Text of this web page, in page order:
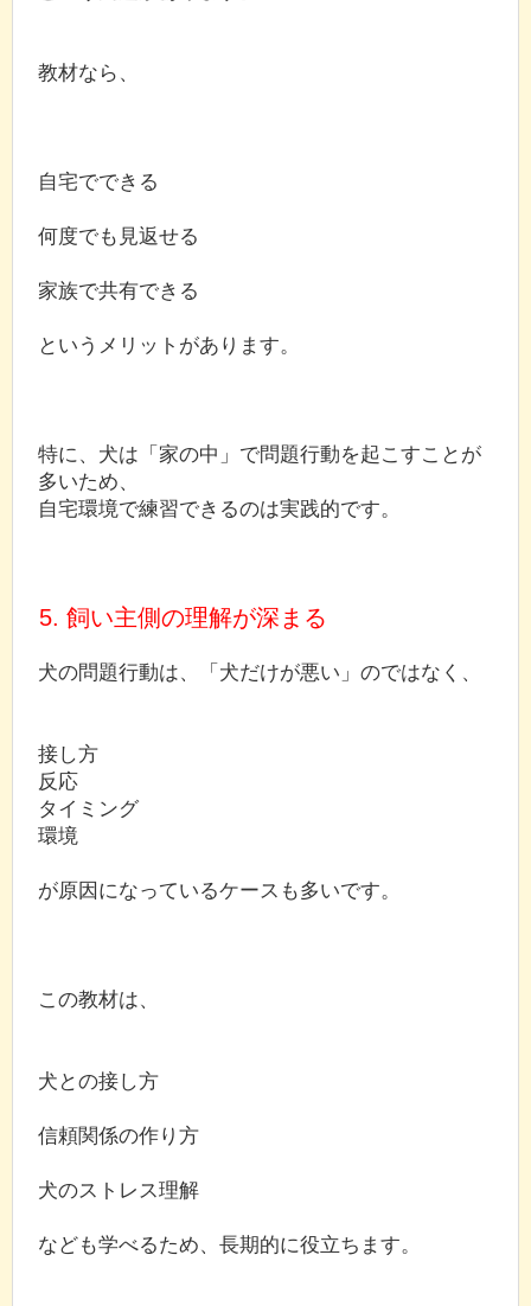
教材なら、
自宅でできる
何度でも見返せる
家族で共有できる
というメリットがあります。
特に、犬は「家の中」で問題行動を起こすことが
多いため、
自宅環境で練習できるのは実践的です。
5. 飼い主側の理解が深まる
犬の問題行動は、「犬だけが悪い」のではなく、
接し方
反応
タイミング
環境
が原因になっているケースも多いです。
この教材は、
犬との接し方
信頼関係の作り方
犬のストレス理解
なども学べるため、長期的に役立ちます。